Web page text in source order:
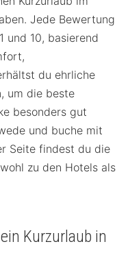
Jede Bewertung
und 10, basierend
du ehrliche
um die beste
besonders gut
und buche mit
Seite findest du die
zu den Hotels als
Kurzurlaub in